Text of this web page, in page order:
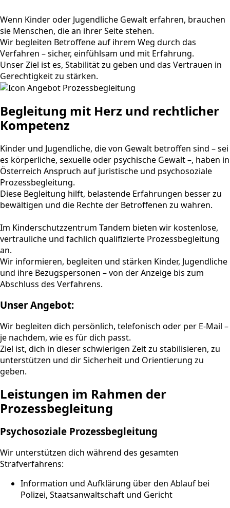
Wenn Kinder oder Jugendliche Gewalt erfahren, brauchen
sie Menschen, die an ihrer Seite stehen.
Wir begleiten Betroffene auf ihrem Weg durch das
Verfahren – sicher, einfühlsam und mit Erfahrung.
Unser Ziel ist es, Stabilität zu geben und das Vertrauen in
Gerechtigkeit zu stärken.
Begleitung mit Herz und rechtlicher
Kompetenz
Kinder und Jugendliche, die von Gewalt betroffen sind – sei
es körperliche, sexuelle oder psychische Gewalt –, haben in
Österreich Anspruch auf juristische und psychosoziale
Prozessbegleitung.
Diese Begleitung hilft, belastende Erfahrungen besser zu
bewältigen und die Rechte der Betroffenen zu wahren.
Im Kinderschutzzentrum Tandem bieten wir kostenlose,
vertrauliche und fachlich qualifizierte Prozessbegleitung
an.
Wir informieren, begleiten und stärken Kinder, Jugendliche
und ihre Bezugspersonen – von der Anzeige bis zum
Abschluss des Verfahrens.
Unser Angebot:
Wir begleiten dich persönlich, telefonisch oder per E-Mail –
je nachdem, wie es für dich passt.
Ziel ist, dich in dieser schwierigen Zeit zu stabilisieren, zu
unterstützen und dir Sicherheit und Orientierung zu
geben.
Leistungen im Rahmen der
Prozessbegleitung
Psychosoziale Prozessbegleitung
Wir unterstützen dich während des gesamten
Strafverfahrens:
Information und Aufklärung über den Ablauf bei
Polizei, Staatsanwaltschaft und Gericht